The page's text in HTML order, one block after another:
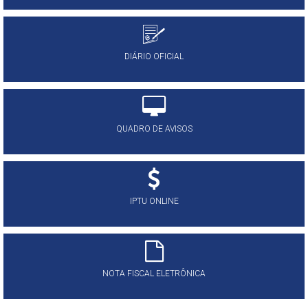
DIÁRIO OFICIAL
QUADRO DE AVISOS
IPTU ONLINE
NOTA FISCAL ELETRÔNICA